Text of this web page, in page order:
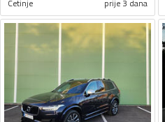
Cetinje prije 3 dana